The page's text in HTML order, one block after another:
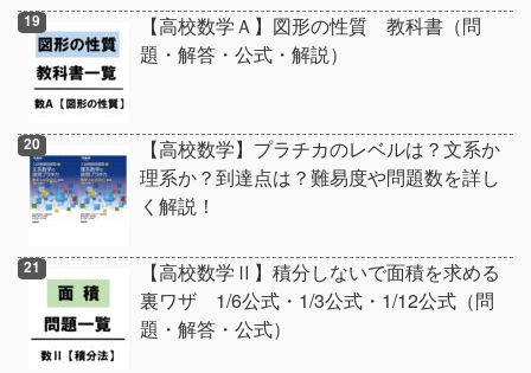
【高校数学Ａ】図形の性質 教科書（問
題・解答・公式・解説）
【高校数学】プラチカのレベルは？文系か
理系か？到達点は？難易度や問題数を詳し
く解説！
【高校数学Ⅱ】積分しないで面積を求める
裏ワザ 1/6公式・1/3公式・1/12公式（問
題・解答・公式）